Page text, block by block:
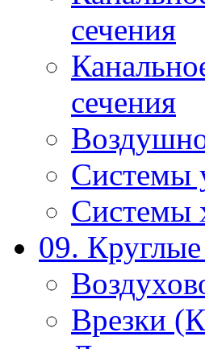
сечения
сечения
Системы
Системы
09.
Врезки